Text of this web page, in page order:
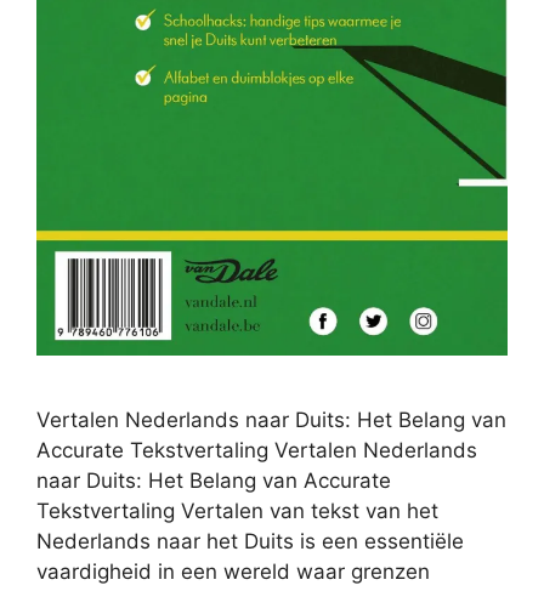
Vertalen Nederlands naar Duits: Het Belang van
Accurate Tekstvertaling Vertalen Nederlands
naar Duits: Het Belang van Accurate
Tekstvertaling Vertalen van tekst van het
Nederlands naar het Duits is een essentiële
vaardigheid in een wereld waar grenzen